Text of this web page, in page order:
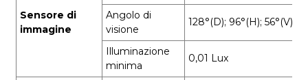
Sensore di
immagine
Angolo di
visione
128°(D); 96°(H); 56°(V)
Illuminazione
minima
0,01 Lux